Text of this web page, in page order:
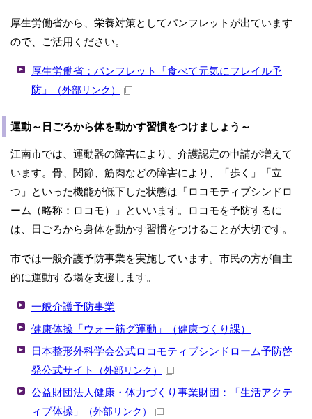
厚生労働省から、栄養対策としてパンフレットが出ています
ので、ご活用ください。
厚生労働省：パンフレット「食べて元気にフレイル予
防」
（外部リンク）
運動～日ごろから体を動かす習慣をつけましょう～
江南市では、運動器の障害により、介護認定の申請が増えて
います。骨、関節、筋肉などの障害により、「歩く」「立
つ」といった機能が低下した状態は「ロコモティブシンドロ
ーム（略称：ロコモ）」といいます。ロコモを予防するに
は、日ごろから身体を動かす習慣をつけることが大切です。
市では一般介護予防事業を実施しています。市民の方が自主
的に運動する場を支援します。
一般介護予防事業
健康体操「ウォー筋グ運動」（健康づくり課）
日本整形外科学会公式ロコモティブシンドローム予防啓
発公式サイト
（外部リンク）
公益財団法人健康・体力づくり事業財団：「生活アクテ
ィブ体操」
（外部リンク）